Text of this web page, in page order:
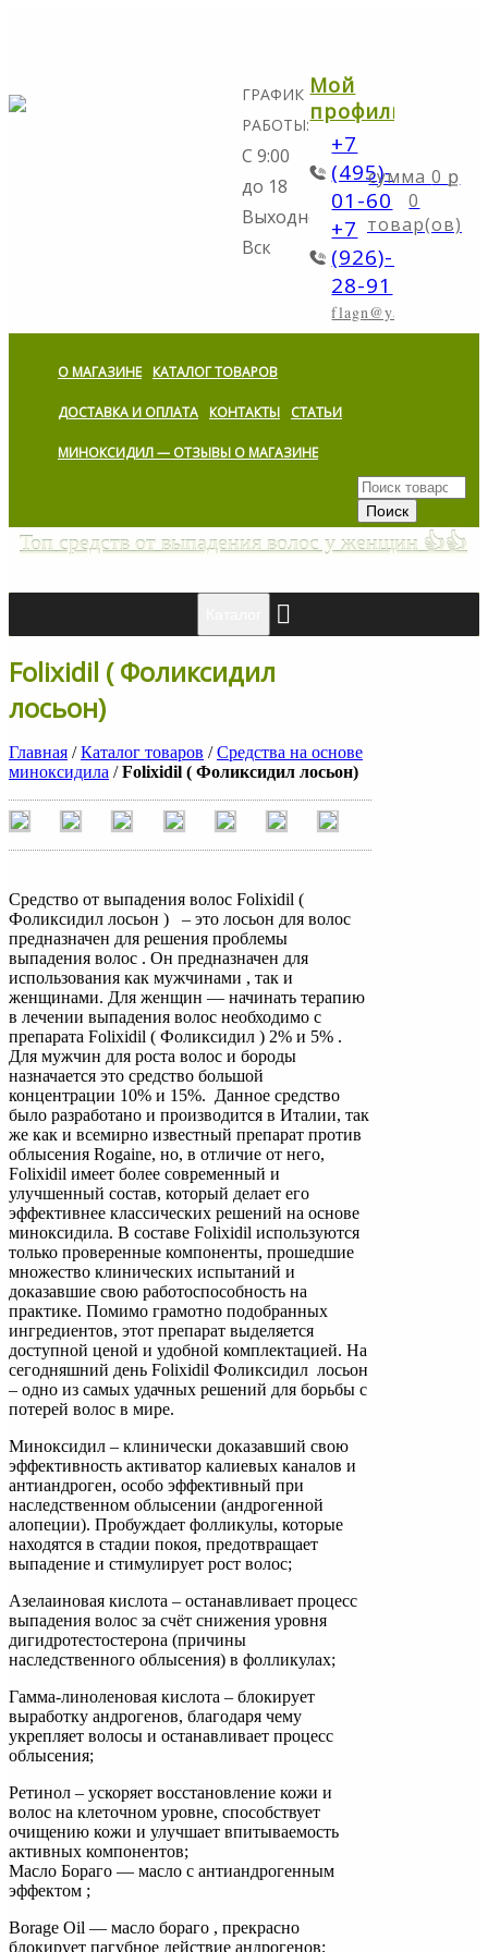
ГРАФИК
РАБОТЫ:
С 9:00
до 18
Выходной:
Вск
Мой
профиль
+7
(495)-298-
01-60
+7
(926)-773-
28-91
flagn@yandex.ru
0 ք
0
товар(ов)
О МАГАЗИНЕ КАТАЛОГ ТОВАРОВ
ДОСТАВКА И ОПЛАТА КОНТАКТЫ СТАТЬИ
МИНОКСИДИЛ — ОТЗЫВЫ О МАГАЗИНЕ
Топ средств от выпадения волос у женщин 👍👍
Folixidil ( Фоликсидил
лосьон)
Главная /Каталог товаров /Средства на основе
миноксидила /Folixidil ( Фоликсидил лосьон)
Средство от выпадения волос Folixidil (
Фоликсидил лосьон ) – это лосьон для волос
предназначен для решения проблемы
выпадения волос . Он предназначен для
использования как мужчинами , так и
женщинами. Для женщин — начинать терапию
в лечении выпадения волос необходимо с
препарата Folixidil ( Фоликсидил ) 2% и 5% .
Для мужчин для роста волос и бороды
назначается это средство большой
концентрации 10% и 15%. Данное средство
было разработано и производится в Италии, так
же как и всемирно известный препарат против
облысения Rogaine, но, в отличие от него,
Folixidil имеет более современный и
улучшенный состав, который делает его
эффективнее классических решений на основе
миноксидила. В составе Folixidil используются
только проверенные компоненты, прошедшие
множество клинических испытаний и
доказавшие свою работоспособность на
практике. Помимо грамотно подобранных
ингредиентов, этот препарат выделяется
доступной ценой и удобной комплектацией. На
сегодняшний день Folixidil Фоликсидил лосьон
– одно из самых удачных решений для борьбы с
потерей волос в мире.
Миноксидил – клинически доказавший свою
эффективность активатор калиевых каналов и
антиандроген, особо эффективный при
наследственном облысении (андрогенной
алопеции). Пробуждает фолликулы, которые
находятся в стадии покоя, предотвращает
выпадение и стимулирует рост волос;
Азелаиновая кислота – останавливает процесс
выпадения волос за счёт снижения уровня
дигидротестостерона (причины
наследственного облысения) в фолликулах;
Гамма-линоленовая кислота – блокирует
выработку андрогенов, благодаря чему
укрепляет волосы и останавливает процесс
облысения;
Ретинол – ускоряет восстановление кожи и
волос на клеточном уровне, способствует
очищению кожи и улучшает впитываемость
активных компонентов;
Масло Бораго — масло с антиандрогенным
эффектом ;
Borage Oil — масло бораго , прекрасно
блокирует пагубное действие андрогенов;